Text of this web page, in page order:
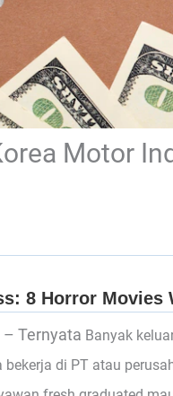
Motor
– Ternyata Banyak
di PT atau